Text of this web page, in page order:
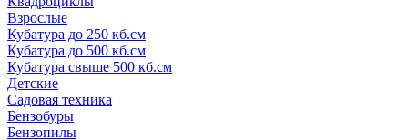
Взрослые
Кубатура до 250 кб.см
Кубатура до 500 кб.см
Кубатура свыше 500 кб.см
Детские
Садовая техника
Бензобуры
Бензопилы